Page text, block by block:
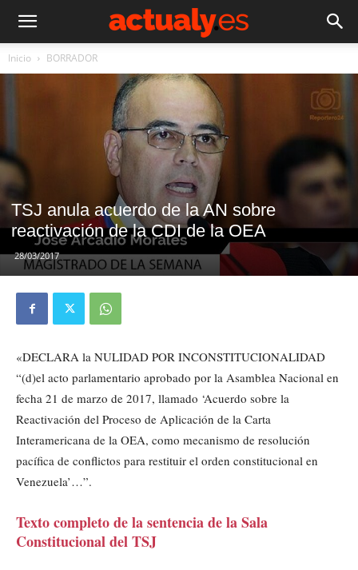
Inicio BORRADOR
TSJ anula acuerdo de la AN sobre
reactivación de la CDI de la OEA
28/03/2017
«DECLARA la NULIDAD POR INCONSTITUCIONALIDAD
“(d)el acto parlamentario aprobado por la Asamblea Nacional en
fecha 21 de marzo de 2017, llamado ‘Acuerdo sobre la
Reactivación del Proceso de Aplicación de la Carta
Interamericana de la OEA, como mecanismo de resolución
pacífica de conflictos para restituir el orden constitucional en
Venezuela’…”.
Texto completo de la sentencia de la Sala
Constitucional del TSJ